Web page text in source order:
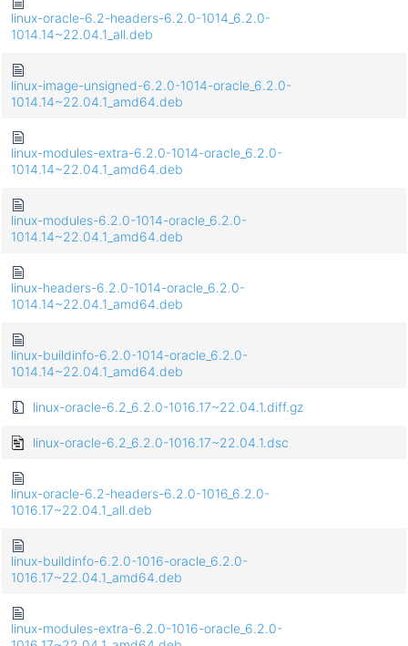
linux-oracle-6.2-headers-6.2.0-1014_6.2.0-
1014.14~22.04.1_all.deb
linux-image-unsigned-6.2.0-1014-oracle_6.2.0-
1014.14~22.04.1_amd64.deb
linux-modules-extra-6.2.0-1014-oracle_6.2.0-
1014.14~22.04.1_amd64.deb
linux-modules-6.2.0-1014-oracle_6.2.0-
1014.14~22.04.1_amd64.deb
linux-headers-6.2.0-1014-oracle_6.2.0-
1014.14~22.04.1_amd64.deb
linux-buildinfo-6.2.0-1014-oracle_6.2.0-
1014.14~22.04.1_amd64.deb
linux-oracle-6.2_6.2.0-1016.17~22.04.1.diff.gz
linux-oracle-6.2_6.2.0-1016.17~22.04.1.dsc
linux-oracle-6.2-headers-6.2.0-1016_6.2.0-
1016.17~22.04.1_all.deb
linux-buildinfo-6.2.0-1016-oracle_6.2.0-
1016.17~22.04.1_amd64.deb
linux-modules-extra-6.2.0-1016-oracle_6.2.0-